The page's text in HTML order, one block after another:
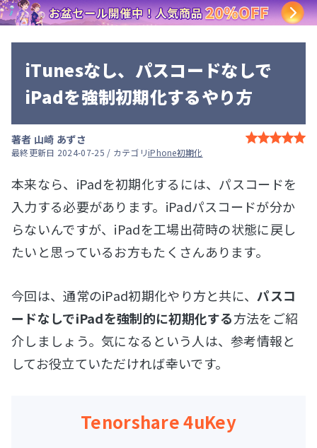
iTunesなし、パスコードなしで
iPadを強制初期化するやり方
著者 山崎 あずさ
最終更新日 2024-07-25 / カテゴリiPhone初期化
本来なら、iPadを初期化するには、パスコードを
入力する必要があります。iPadパスコードが分か
らないんですが、iPadを工場出荷時の状態に戻し
たいと思っているお方もたくさんあります。
今回は、通常のiPad初期化やり方と共に、パスコ
ードなしでiPadを強制的に初期化する方法をご紹
介しましょう。気になるという人は、参考情報と
してお役立ていただければ幸いです。
Tenorshare 4uKey